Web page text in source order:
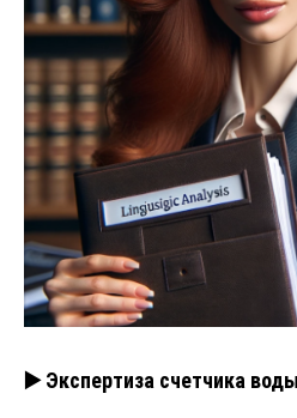
▶️ Экспертиза счетчика воды